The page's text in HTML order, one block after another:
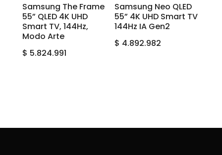
Samsung The Frame
55” QLED 4K UHD
Smart TV, 144Hz,
Modo Arte
$ 5.824.991
Samsung Neo QLED
55” 4K UHD Smart TV
144Hz IA Gen2
$ 4.892.982